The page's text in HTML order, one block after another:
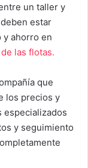
un taller y
estar
y ahorro en
las flotas.
que
los precios y
especializados
y seguimiento